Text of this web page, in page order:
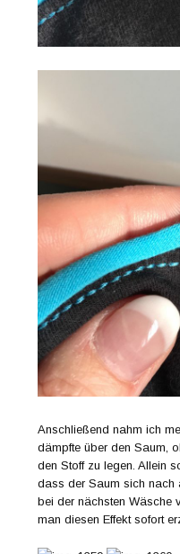
Anschließend nahm ich
dämpfte über den Saum,
den Stoff zu legen. Allein
dass der Saum sich nach
bei der nächsten Wäsche
man diesen Effekt sofort